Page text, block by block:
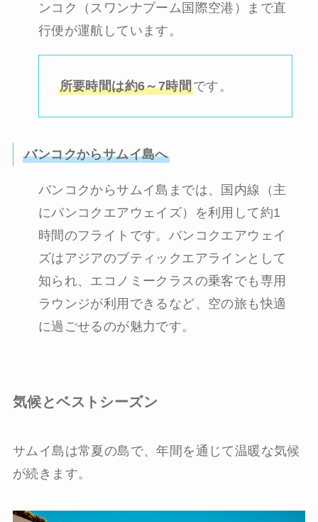
ンコク（スワンナプーム国際空港）まで直
行便が運航しています。
所要時間は約6～7時間です。
バンコクからサムイ島へ
バンコクからサムイ島までは、国内線（主
にバンコクエアウェイズ）を利用して約1
時間のフライトです。バンコクエアウェイ
ズはアジアのブティックエアラインとして
知られ、エコノミークラスの乗客でも専用
ラウンジが利用できるなど、空の旅も快適
に過ごせるのが魅力です。
気候とベストシーズン
サムイ島は常夏の島で、年間を通じて温暖な気候
が続きます。